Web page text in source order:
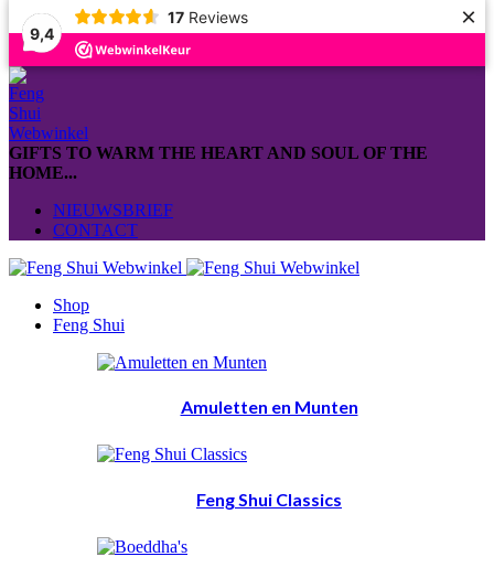
9,4
17 Reviews ×
GIFTS TO WARM THE HEART AND SOUL OF THE
HOME...
NIEUWSBRIEF
CONTACT
Shop
Feng Shui
Amuletten en Munten
Feng Shui Classics